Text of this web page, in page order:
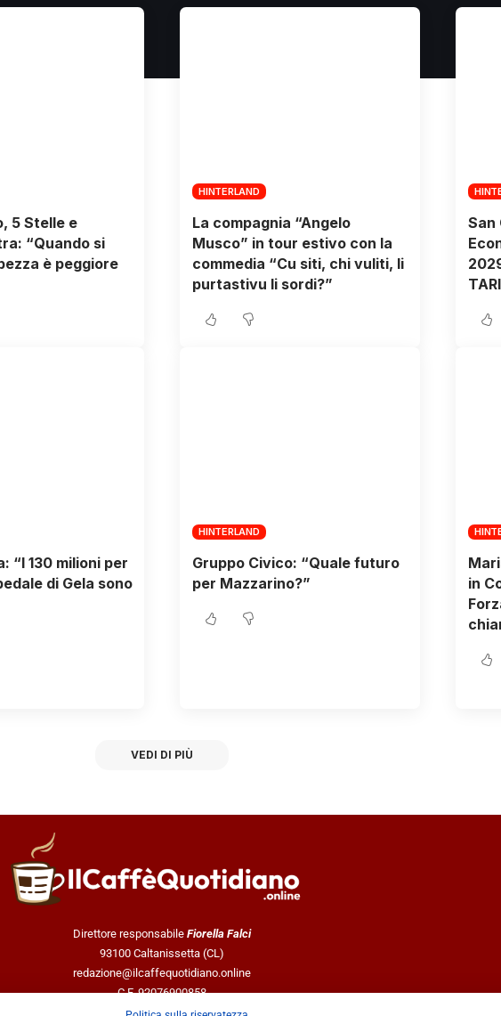
5 Stelle e
“Quando si
è peggiore
HINTERLAND
La compagnia “Angelo
Musco” in tour estivo con la
commedia “Cu siti, chi vuliti, li
purtastivu li sordi?”
San
“I 130 milioni per
di Gela sono
HINTERLAND
Gruppo Civico: “Quale futuro
per Mazzarino?”
in
VEDI DI PIÙ
Direttore responsabile Fiorella Falci
93100 Caltanissetta (CL)
redazione@ilcaffequotidiano.online
C.F. 92076900858
Chi siamo